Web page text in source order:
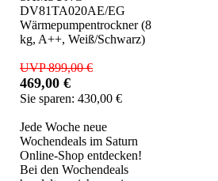
DV81TA020AE/EG
Wärmepumpentrockner (8
kg, A++, Weiß/Schwarz)
UVP 899,00 €
469,00 €
Sie sparen: 430,00 €
Jede Woche neue
Wochendeals im Saturn
Online-Shop entdecken!
Bei den Wochendeals